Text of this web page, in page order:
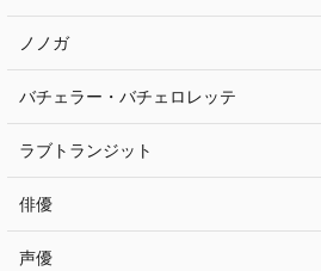
ノノガ
バチェラー・バチェロレッテ
ラブトランジット
俳優
声優